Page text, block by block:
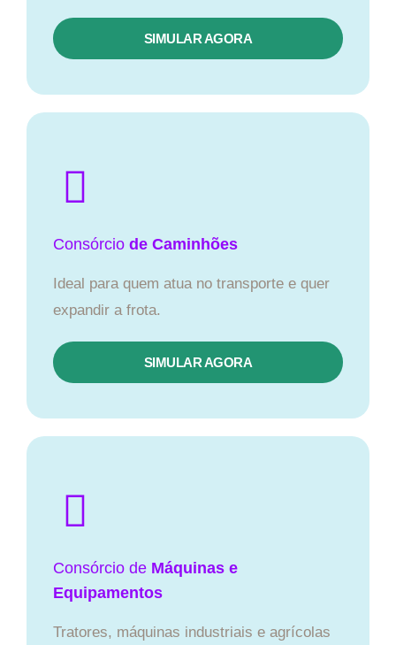
SIMULAR AGORA
Consórcio de Caminhões
Ideal para quem atua no transporte e quer
expandir a frota.
SIMULAR AGORA
Consórcio de Máquinas e
Equipamentos
Tratores, máquinas industriais e agrícolas